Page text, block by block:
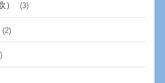
） (3)
(2)